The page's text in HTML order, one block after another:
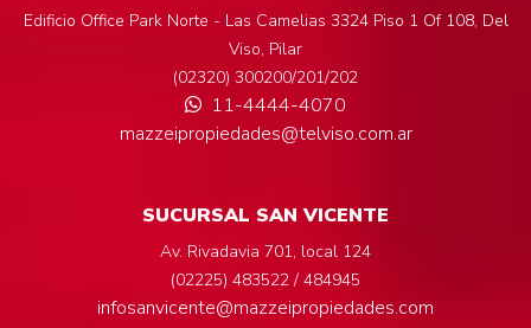
Edificio Office Park Norte - Las Camelias 3324 Piso 1 Of 108, Del
Viso, Pilar
(02320) 300200/201/202
11-4444-4070
mazzeipropiedades@telviso.com.ar
SUCURSAL SAN VICENTE
Av. Rivadavia 701, local 124
(02225) 483522 / 484945
infosanvicente@mazzeipropiedades.com